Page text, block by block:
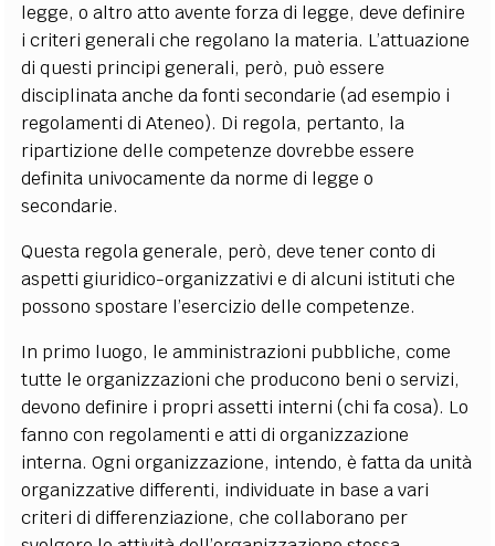
legge, o altro atto avente forza di legge, deve definire
i criteri generali che regolano la materia. L’attuazione
di questi principi generali, però, può essere
disciplinata anche da fonti secondarie (ad esempio i
regolamenti di Ateneo). Di regola, pertanto, la
ripartizione delle competenze dovrebbe essere
definita univocamente da norme di legge o
secondarie.
Questa regola generale, però, deve tener conto di
aspetti giuridico-organizzativi e di alcuni istituti che
possono spostare l’esercizio delle competenze.
In primo luogo, le amministrazioni pubbliche, come
tutte le organizzazioni che producono beni o servizi,
devono definire i propri assetti interni (chi fa cosa). Lo
fanno con regolamenti e atti di organizzazione
interna. Ogni organizzazione, intendo, è fatta da unità
organizzative differenti, individuate in base a vari
criteri di differenziazione, che collaborano per